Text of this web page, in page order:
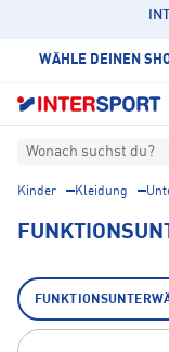
WÄHLE DEINEN
Wonach suchst du?
Kinder Kleidung